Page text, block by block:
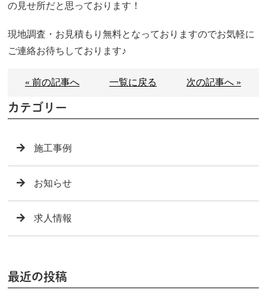
の見せ所だと思っております！
現地調査・お見積もり無料となっておりますのでお気軽に
ご連絡お待ちしております♪
« 前の記事へ 一覧に戻る 次の記事へ »
カテゴリー
施工事例
お知らせ
求人情報
最近の投稿